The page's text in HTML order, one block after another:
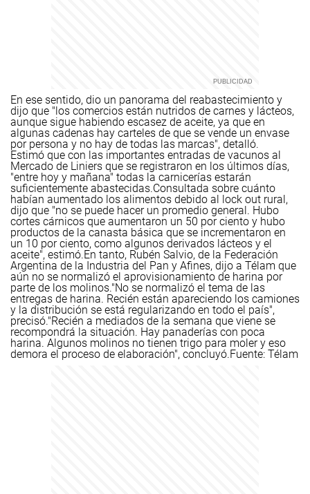
En ese sentido, dio un panorama del reabastecimiento y
dijo que "los comercios están nutridos de carnes y lácteos,
aunque sigue habiendo escasez de aceite, ya que en
algunas cadenas hay carteles de que se vende un envase
por persona y no hay de todas las marcas", detalló.
Estimó que con las importantes entradas de vacunos al
Mercado de Liniers que se registraron en los últimos días,
"entre hoy y mañana" todas la carnicerías estarán
suficientemente abastecidas.Consultada sobre cuánto
habían aumentado los alimentos debido al lock out rural,
dijo que "no se puede hacer un promedio general. Hubo
cortes cárnicos que aumentaron un 50 por ciento y hubo
productos de la canasta básica que se incrementaron en
un 10 por ciento, como algunos derivados lácteos y el
aceite", estimó.En tanto, Rubén Salvio, de la Federación
Argentina de la Industria del Pan y Afines, dijo a Télam que
aún no se normalizó el aprovisionamiento de harina por
parte de los molinos."No se normalizó el tema de las
entregas de harina. Recién están apareciendo los camiones
y la distribución se está regularizando en todo el país",
precisó."Recién a mediados de la semana que viene se
recompondrá la situación. Hay panaderías con poca
harina. Algunos molinos no tienen trigo para moler y eso
demora el proceso de elaboración", concluyó.Fuente: Télam